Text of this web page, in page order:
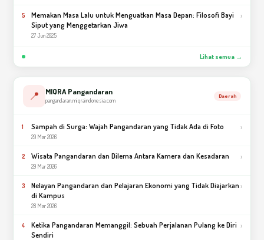
5
Memakan Masa Lalu untuk Menguatkan Masa Depan: Filosofi Bayi
Siput yang Menggetarkan Jiwa
27 Jun 2025
›
Lihat semua →
📍 MIQRA Pangandaran
pangandaran.miqraindonesia.com
Daerah
1 Sampah di Surga: Wajah Pangandaran yang Tidak Ada di Foto
29 Mar 2026
›
2 Wisata Pangandaran dan Dilema Antara Kamera dan Kesadaran
29 Mar 2026
›
3
Nelayan Pangandaran dan Pelajaran Ekonomi yang Tidak Diajarkan
di Kampus
28 Mar 2026
›
4
Ketika Pangandaran Memanggil: Sebuah Perjalanan Pulang ke Diri
Sendiri
›